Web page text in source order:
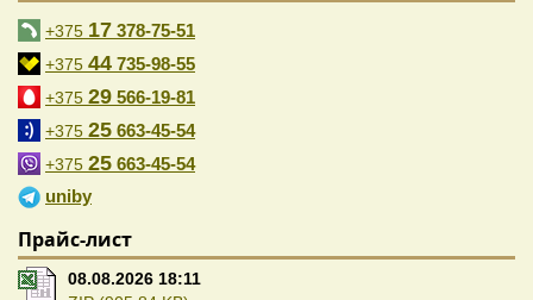
+375 17 378-75-51
+375 44 735-98-55
+375 29 566-19-81
+375 25 663-45-54
+375 25 663-45-54
uniby
Прайс-лист
08.08.2026 18:11